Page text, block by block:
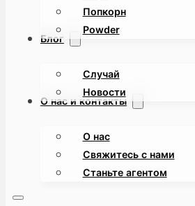
Попкорн
Powder
Блог
Случай
Новости
О нас и контакты
О нас
Свяжитесь с нами
Станьте агентом